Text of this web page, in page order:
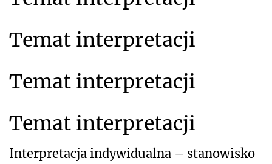
Temat interpretacji
Temat interpretacji
Temat interpretacji
Interpretacja indywidualna – stanowisko